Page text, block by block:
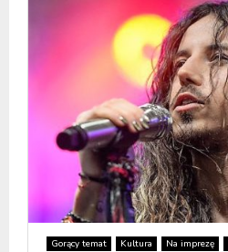
Gorący temat Kultura Na imprezę